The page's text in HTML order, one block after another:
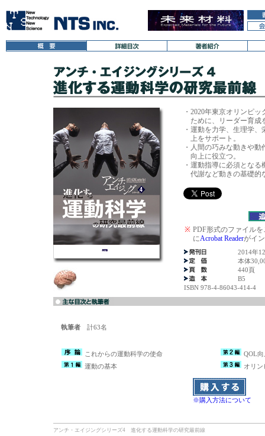
・ 2020年東京オリンピ
ために、リーダー育成
・ 運動を力学、生理学、
上をサポート。
・ 人間の巧みな動きや動
向上に役立つ。
・ 運動指導に必須となる
代謝など動きの基礎的
※ PDF形式のファイル
にAcrobat Readerがイ
2014年
本体
440頁
B5
ISBN 978-4-86043-414-4
執筆者 計63名
これからの運動科学の使命
運動の基本
QOL
オリン
※購入方法について
アンチ・エイジングシリーズ4 進化する運動科学の研究最前線